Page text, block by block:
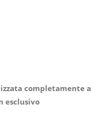
completamente a
esclusivo